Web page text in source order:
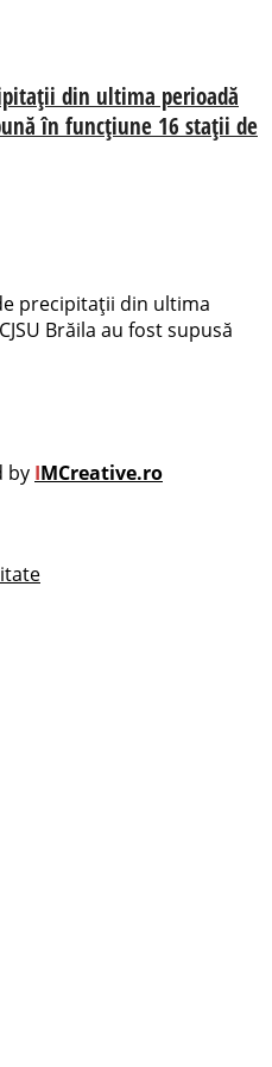
din ultima perioadă
în funcţiune 16 staţii de
precipitații din ultima
Brăila au fost supusă
by IMCreative.ro